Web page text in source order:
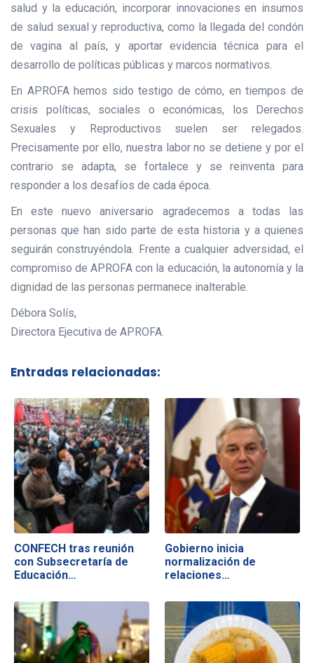
salud y la educación, incorporar innovaciones en insumos
de salud sexual y reproductiva, como la llegada del condón
de vagina al país, y aportar evidencia técnica para el
desarrollo de políticas públicas y marcos normativos.
En APROFA hemos sido testigo de cómo, en tiempos de
crisis políticas, sociales o económicas, los Derechos
Sexuales y Reproductivos suelen ser relegados.
Precisamente por ello, nuestra labor no se detiene y por el
contrario se adapta, se fortalece y se reinventa para
responder a los desafíos de cada época.
En este nuevo aniversario agradecemos a todas las
personas que han sido parte de esta historia y a quienes
seguirán construyéndola. Frente a cualquier adversidad, el
compromiso de APROFA con la educación, la autonomía y la
dignidad de las personas permanece inalterable.
Débora Solís,
Directora Ejecutiva de APROFA.
Entradas relacionadas:
CONFECH tras reunión
con Subsecretaría de
Educación…
Gobierno inicia
normalización de
relaciones…